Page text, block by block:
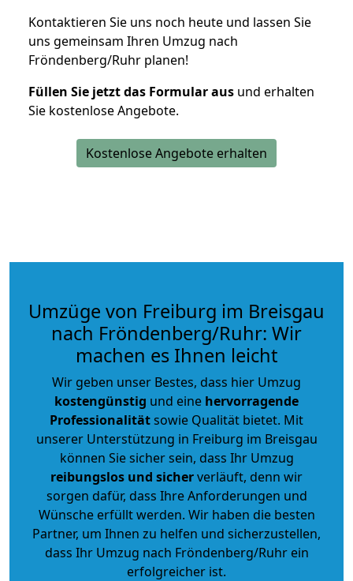
Kontaktieren Sie uns noch heute und lassen Sie
uns gemeinsam Ihren Umzug nach
Fröndenberg/Ruhr planen!
Füllen Sie jetzt das Formular aus und erhalten
Sie kostenlose Angebote.
Kostenlose Angebote erhalten
Umzüge von Freiburg im Breisgau
nach Fröndenberg/Ruhr: Wir
machen es Ihnen leicht
Wir geben unser Bestes, dass hier Umzug
kostengünstig und eine hervorragende
Professionalitätsowie Qualität bietet. Mit
unserer Unterstützung in Freiburg im Breisgau
können Sie sicher sein, dass Ihr Umzug
reibungslos und sicherverläuft, denn wir
sorgen dafür, dass Ihre Anforderungen und
Wünsche erfüllt werden. Wir haben die besten
Partner, um Ihnen zu helfen und sicherzustellen,
dass Ihr Umzug nach Fröndenberg/Ruhr ein
erfolgreicher ist.